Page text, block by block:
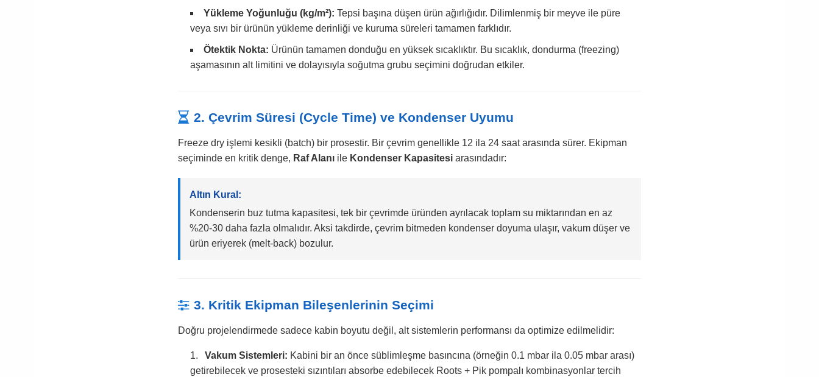
Yükleme Yoğunluğu (kg/m²): Tepsi başına düşen ürün ağırlığıdır. Dilimlenmiş bir meyve ile püre
veya sıvı bir ürünün yükleme derinliği ve kuruma süreleri tamamen farklıdır.
Ötektik Nokta: Ürünün tamamen donduğu en yüksek sıcaklıktır. Bu sıcaklık, dondurma (freezing)
aşamasının alt limitini ve dolayısıyla soğutma grubu seçimini doğrudan etkiler.
2. Çevrim Süresi (Cycle Time) ve Kondenser Uyumu
Freeze dry işlemi kesikli (batch) bir prosestir. Bir çevrim genellikle 12 ila 24 saat arasında sürer. Ekipman
seçiminde en kritik denge, Raf Alanı ile Kondenser Kapasitesi arasındadır:
Altın Kural:
Kondenserin buz tutma kapasitesi, tek bir çevrimde üründen ayrılacak toplam su miktarından en az
%20-30 daha fazla olmalıdır. Aksi takdirde, çevrim bitmeden kondenser doyuma ulaşır, vakum düşer ve
ürün eriyerek (melt-back) bozulur.
3. Kritik Ekipman Bileşenlerinin Seçimi
Doğru projelendirmede sadece kabin boyutu değil, alt sistemlerin performansı da optimize edilmelidir:
Vakum Sistemleri: Kabini bir an önce süblimleşme basıncına (örneğin 0.1 mbar ila 0.05 mbar arası)
getirebilecek ve prosesteki sızıntıları absorbe edebilecek Roots + Pik pompalı kombinasyonlar tercih